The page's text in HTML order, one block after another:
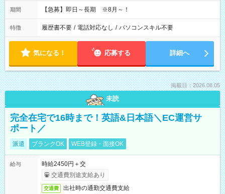
期間 【急募】即日～長期 ※8月～！
特徴 履歴書不要 / 電話対応なし / パソコンスキル不要
気になる！ 応募する 詳細へ
掲載日：2026.08.05
未読
完全在宅で16時まで！英語&日本語＼EC運営サ
ポート／
派遣 ブランクOK WEB登録・面接OK
給与
時給2450円＋交
交通費別途支給あり
交通費 出社時の通勤交通費支給